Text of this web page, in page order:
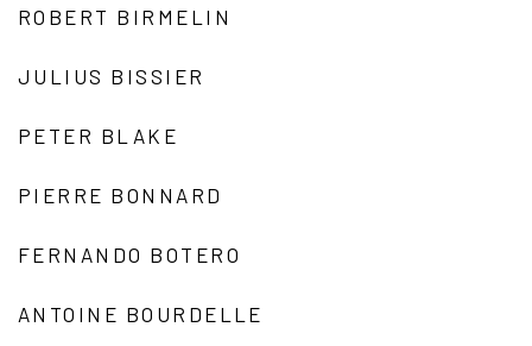
ROBERT BIRMELIN
JULIUS BISSIER
PETER BLAKE
PIERRE BONNARD
FERNANDO BOTERO
ANTOINE BOURDELLE